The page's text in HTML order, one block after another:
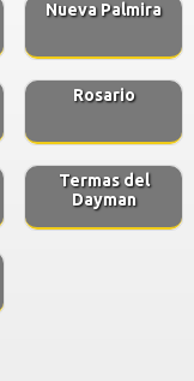
Nueva Palmira
Rosario
Termas del
Dayman